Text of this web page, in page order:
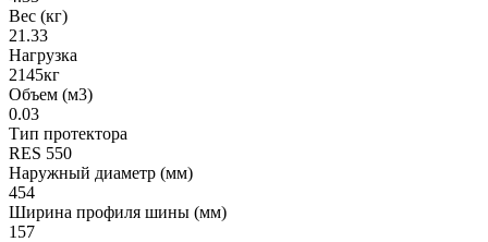
Вес (кг)
21.33
Нагрузка
2145кг
Объем (м3)
0.03
Тип протектора
RES 550
Наружный диаметр (мм)
454
Ширина профиля шины (мм)
157